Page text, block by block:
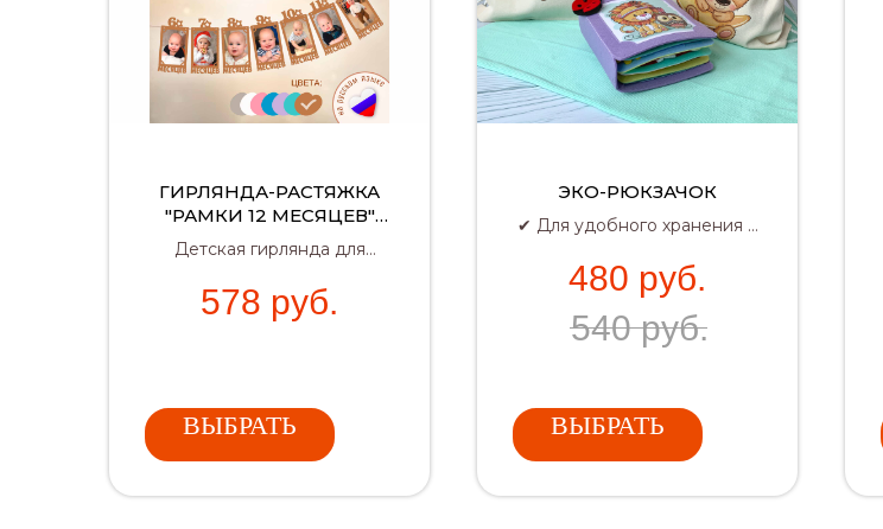
ГИРЛЯНДА-РАСТЯЖКА
"РАМКИ 12 МЕСЯЦЕВ"
Детская гирлянда для
месяцев — яркий декор на
годик.
578 руб.
ВЫБРАТЬ
ЭКО-РЮКЗАЧОК
✔ Для удобного хранения и
✔ Защитит книжку от пыли и
бережно сохранит в себе
все съемные детали
✔ Красивая подарочная
480 руб.
540 руб.
ВЫБРАТЬ